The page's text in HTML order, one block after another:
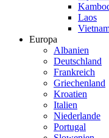
Laos
Europa
Albanien
Deutschland
Frankreich
Griechenland
Kroatien
Italien
Niederlande
Portugal